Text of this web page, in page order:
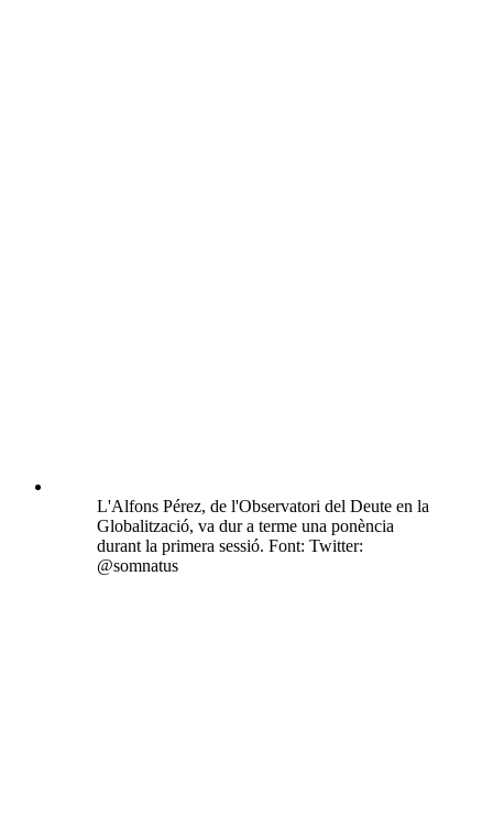
L'Alfons Pérez, de l'Observatori del Deute en la
Globalització, va dur a terme una ponència
durant la primera sessió. Font: Twitter:
@somnatus